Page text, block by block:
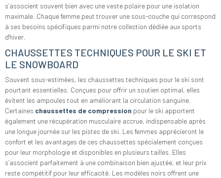
s’associent souvent bien avec une veste polaire pour une isolation
maximale. Chaque femme peut trouver une sous-couche qui correspond
à ses besoins spécifiques parmi notre collection dédiée aux sports
d'hiver.
CHAUSSETTES TECHNIQUES POUR LE SKI ET
LE SNOWBOARD
Souvent sous-estimées, les chaussettes techniques pour le ski sont
pourtant essentielles. Conçues pour offrir un soutien optimal, elles
évitent les ampoules tout en améliorant la circulation sanguine.
Certaines chaussettes de compression pour le ski apportent
également une récupération musculaire accrue, indispensable après
une longue journée sur les pistes de ski. Les femmes apprécieront le
confort et les avantages de ces chaussettes spécialement conçues
pour leur morphologie et disponibles en plusieurs tailles. Elles
s’associent parfaitement à une combinaison bien ajustée, et leur prix
reste compétitif pour leur efficacité. Les modèles noirs offrent une